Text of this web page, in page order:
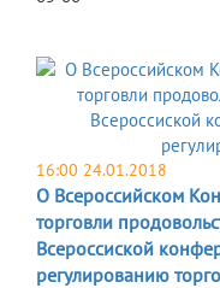
16:00 24.01.2018
О Всероссийском
торговли
Всероссиской
регулированию